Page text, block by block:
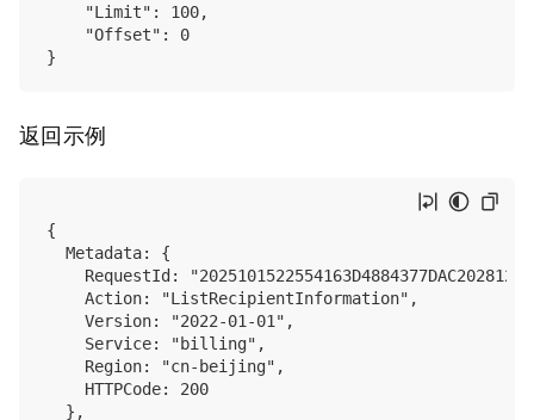
    "Limit": 100,
    "Offset": 0
返回示例
{